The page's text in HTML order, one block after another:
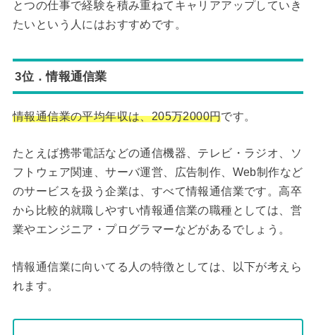
とつの仕事で経験を積み重ねてキャリアアップしていき
たいという人にはおすすめです。
3位．情報通信業
情報通信業の平均年収は、205万2000円です。
たとえば携帯電話などの通信機器、テレビ・ラジオ、ソ
フトウェア関連、サーバ運営、広告制作、Web制作など
のサービスを扱う企業は、すべて情報通信業です。高卒
から比較的就職しやすい情報通信業の職種としては、営
業やエンジニア・プログラマーなどがあるでしょう。
情報通信業に向いてる人の特徴としては、以下が考えら
れます。